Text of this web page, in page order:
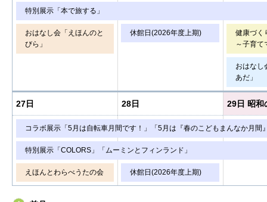
特別展示「本で旅する」
おはなし会「えほんのと
びら」
休館日(2026年度上期)
健康づく
～子育て
おはなし
あだ」
27日 28日 29日 昭和
コラボ展示「5月は自転車月間です！」「5月は『春のこどもまんなか月間
特別展示「COLORS」「ムーミンとフィンランド」
えほんとわらべうたの会 休館日(2026年度上期)